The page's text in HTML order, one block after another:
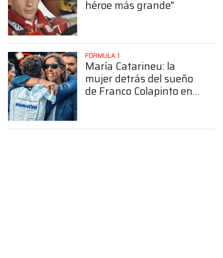
héroe más grande"
FÓRMULA 1
María Catarineu: la
mujer detrás del sueño
de Franco Colapinto en